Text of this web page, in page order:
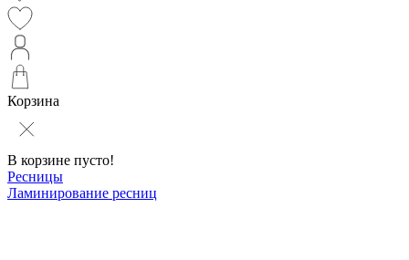
Корзина
В корзине пусто!
Ресницы
Ламинирование ресниц